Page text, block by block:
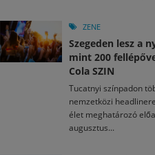
ZENE
Szegeden lesz a
mint 200
Cola SZIN
Tucatnyi színpadon
nemzetközi
élet meghatározó
augusztus...